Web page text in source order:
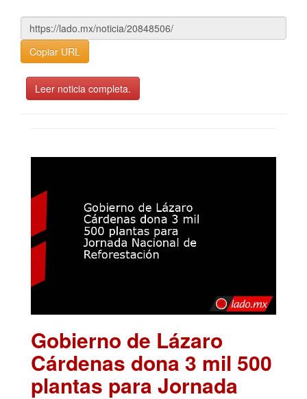
Copiar URL
Leer noticia completa.
Gobierno de Lázaro
Cárdenas dona 3 mil 500
plantas para Jornada